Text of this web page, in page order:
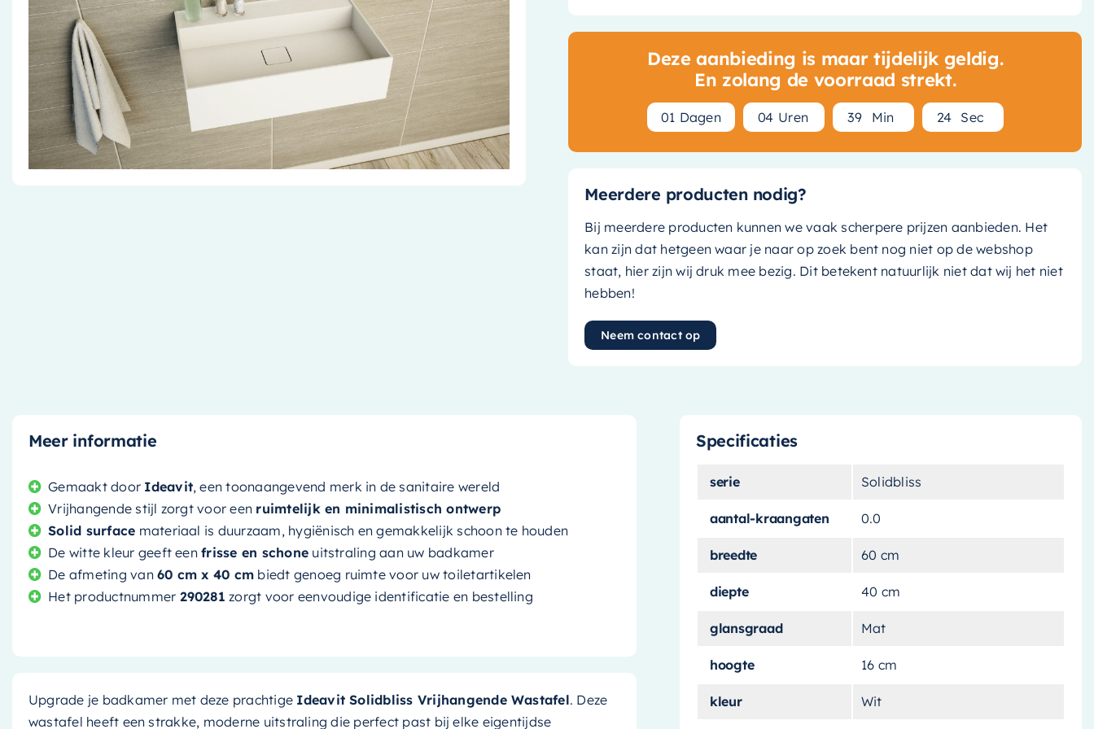
Deze aanbieding is maar tijdelijk geldig.
En zolang de voorraad strekt.
01 Dagen 04 Uren 39 Min 23 Sec
Meerdere producten nodig?
Bij meerdere producten kunnen we vaak scherpere prijzen aanbieden. Het
kan zijn dat hetgeen waar je naar op zoek bent nog niet op de webshop
staat, hier zijn wij druk mee bezig. Dit betekent natuurlijk niet dat wij het niet
hebben!
Neem contact op
Meer informatie
Gemaakt door Ideavit, een toonaangevend merk in de sanitaire wereld
Vrijhangende stijl zorgt voor een ruimtelijk en minimalistisch ontwerp
Solid surface materiaal is duurzaam, hygiënisch en gemakkelijk schoon te houden
De witte kleur geeft eenfrisse en schone uitstraling aan uw badkamer
De afmeting van60 cm x 40 cm biedt genoeg ruimte voor uw toiletartikelen
Het productnummer 290281 zorgt voor eenvoudige identificatie en bestelling
Upgrade je badkamer met deze prachtige Ideavit Solidbliss Vrijhangende Wastafel. Deze
wastafel heeft een strakke, moderne uitstraling die perfect past bij elke eigentijdse
Specificaties
serie Solidbliss
aantal-kraangaten 0.0
breedte 60 cm
diepte 40 cm
glansgraad Mat
hoogte 16 cm
kleur Wit